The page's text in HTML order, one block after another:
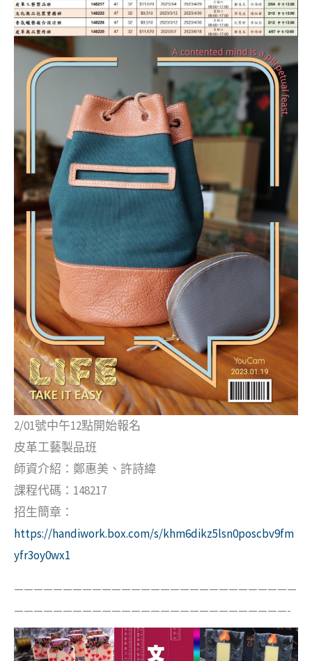
2/01號中午12點開始報名
皮革工藝製品班
師資介紹：鄭惠美、許詩緯
課程代碼：148217
招生簡章：
https://handiwork.box.com/s/khm6dikz5lsn0poscbv9fm
yfr3oy0wx1
—————————————————————————————
————————————————————————————-